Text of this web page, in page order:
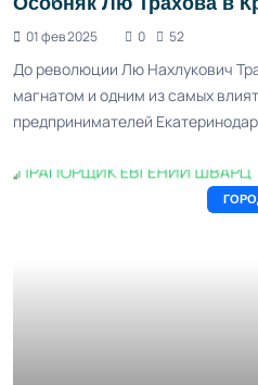
01 фев 2025 0 52
До революции Лю Нахлукович
магнатом и одним из самых
предпринимателей